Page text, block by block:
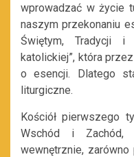
wprowadzać w życie
naszym przekonaniu
Świętym, Tradycji i
katolickiej”, która
o esencji. Dlatego
liturgiczne.
Kościół pierwszego
Wschód i Zachód,
wewnętrznie,